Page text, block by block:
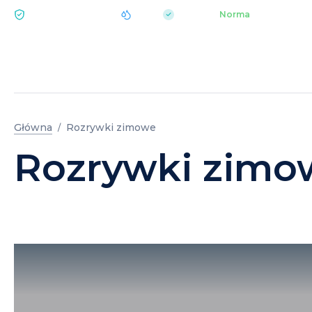
Aquapark Norma
Główna Rozrywki zimowe
Rozrywki